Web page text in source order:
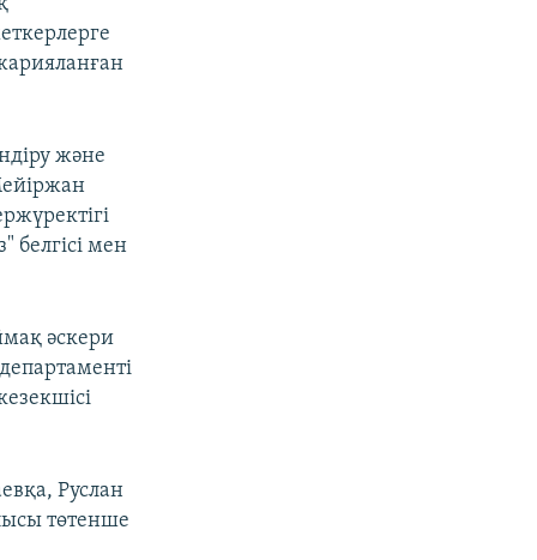
және
мен
әскери
Руслан
төтенше